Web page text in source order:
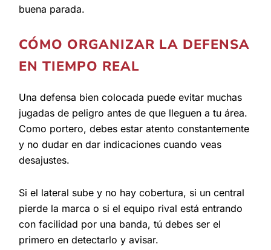
buena parada.
CÓMO ORGANIZAR LA DEFENSA
EN TIEMPO REAL
Una defensa bien colocada puede evitar muchas
jugadas de peligro antes de que lleguen a tu área.
Como portero, debes estar atento constantemente
y no dudar en dar indicaciones cuando veas
desajustes.
Si el lateral sube y no hay cobertura, si un central
pierde la marca o si el equipo rival está entrando
con facilidad por una banda, tú debes ser el
primero en detectarlo y avisar.